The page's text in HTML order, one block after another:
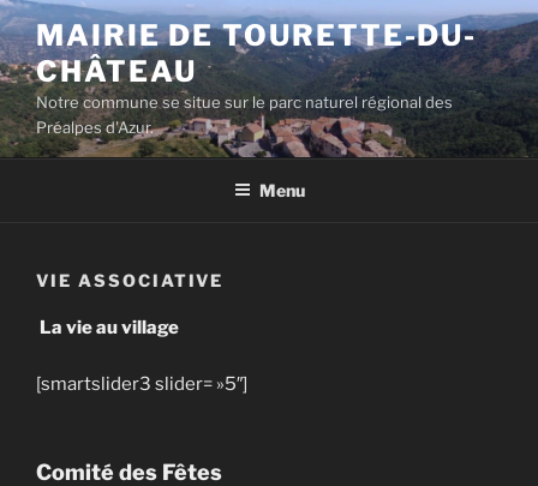
Aller
au
contenu
principal
MAIRIE DE TOURETTE-DU-
CHÂTEAU
Notre commune se situe sur le parc naturel régional des
Préalpes d'Azur.
Menu
VIE ASSOCIATIVE
La vie au village
[smartslider3 slider= »5″]
Comité des Fêtes